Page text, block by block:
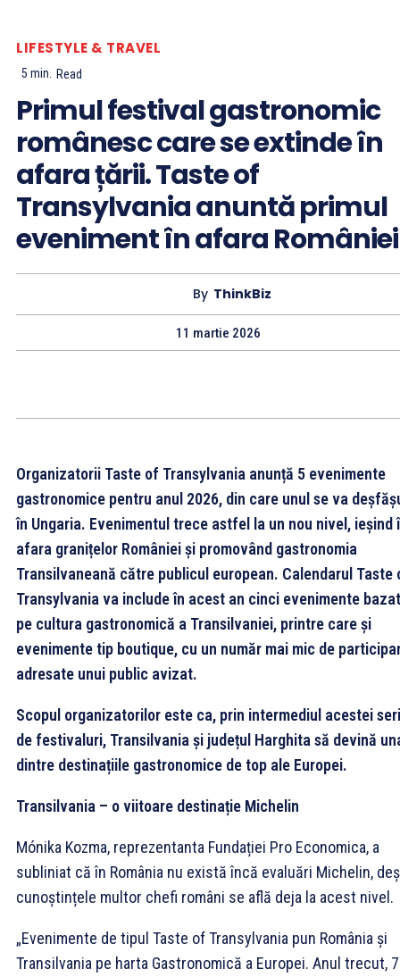
LIFESTYLE & TRAVEL
5 min. Read
Primul festival gastronomic
românesc care se extinde în
afara țării. Taste of
Transylvania anuntă primul
eveniment în afara României
By ThinkBiz
11 martie 2026
Organizatorii Taste of Transylvania anunță 5 evenimente
gastronomice pentru anul 2026, din care unul se va
în Ungaria. Evenimentul trece astfel la un nou nivel, ieșind
afara granițelor României și promovând gastronomia
Transilvaneană către publicul european. Calendarul Taste
Transylvania va include în acest an cinci evenimente
pe cultura gastronomică a Transilvaniei, printre care și
evenimente tip boutique, cu un număr mai mic de
adresate unui public avizat.
Scopul organizatorilor este ca, prin intermediul acestei
de festivaluri, Transilvania și județul Harghita să devină
dintre destinațiile gastronomice de top ale Europei.
Transilvania – o viitoare destinație Michelin
Mónika Kozma, reprezentanta Fundației Pro Economica, a
subliniat că în România nu există încă evaluări Michelin,
cunoștințele multor chefi români se află deja la acest nivel.
„Evenimente de tipul Taste of Transylvania pun România și
Transilvania pe harta Gastronomică a Europei. Anul trecut,